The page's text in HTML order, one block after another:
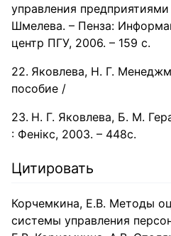
управления
Шмелева. – Пенза:
центр ПГУ, 2006. – 159 с.
Яковлева, Н. Г.
пособие /
Н. Г. Яковлева, Б. М.
: Фенікс, 2003. – 448с.
Цитировать
Корчемкина, Е.В. Методы
системы управления